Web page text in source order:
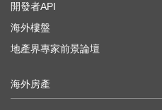
開發者API
海外樓盤
地產界專家前景論壇
海外房產